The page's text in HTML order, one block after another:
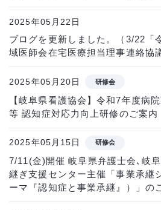
2025年05月22日
ブログを更新しました。（3/22「
域医師会在宅医療担当理事連絡協
2025年05月20日 研修会
【岐阜県看護協会】令和7年度病
等 認知症対応力向上研修のご案内
2025年05月15日 研修会
7/11(金)開催 岐阜県弁護士会､岐
継ぎ支援センター主催「事業承継
ーマ『認知症と事業承継』）」の